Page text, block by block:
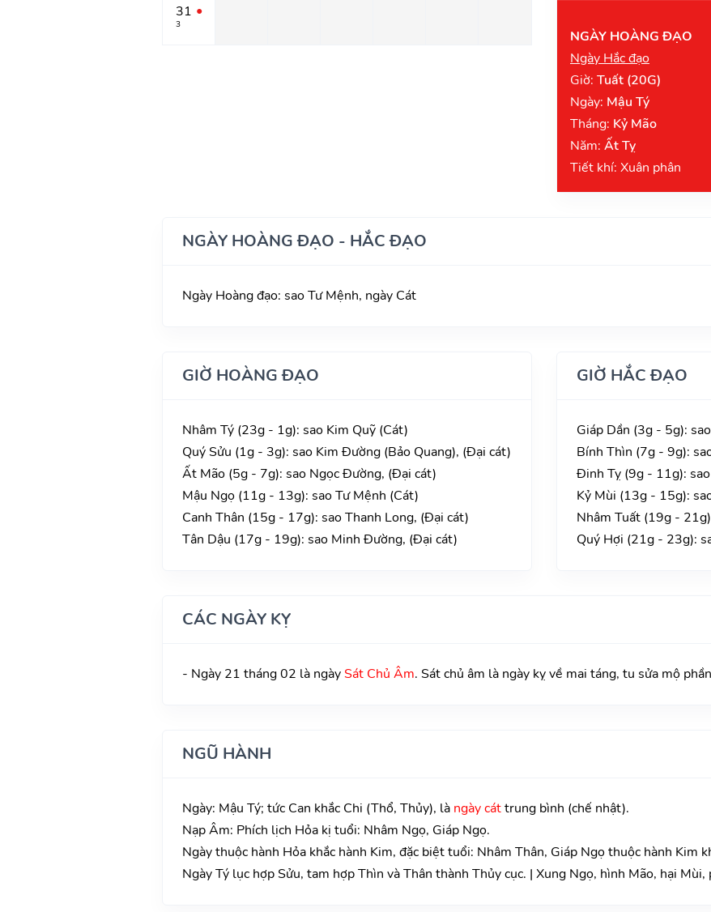
31 ●
3
NGÀY HOÀNG ĐẠO
Ngày Hắc đạo
Giờ: Tuất (20G)
Ngày: Mậu Tý
Tháng: Kỷ Mão
Năm: Ất Tỵ
Tiết khí: Xuân phân
NGÀY HOÀNG ĐẠO - HẮC ĐẠO
Ngày Hoàng đạo: sao Tư Mệnh, ngày Cát
GIỜ HOÀNG ĐẠO
Nhâm Tý (23g - 1g): sao Kim Quỹ (Cát)
Quý Sửu (1g - 3g): sao Kim Đường (Bảo Quang), (Đại cát)
Ất Mão (5g - 7g): sao Ngọc Đường, (Đại cát)
Mậu Ngọ (11g - 13g): sao Tư Mệnh (Cát)
Canh Thân (15g - 17g): sao Thanh Long, (Đại cát)
Tân Dậu (17g - 19g): sao Minh Đường, (Đại cát)
GIỜ HẮC ĐẠO
Giáp Dần (3g - 5g):
Bính Thìn (7g - 9g):
Đinh Tỵ (9g - 11g):
Kỷ Mùi (13g - 15g):
Nhâm Tuất (19g -
Quý Hợi (21g - 23g):
CÁC NGÀY KỴ
- Ngày 21 tháng 02 là ngàySát Chủ Âm. Sát chủ âm là ngày kỵ về mai táng, tu sửa mộ
NGŨ HÀNH
Ngày: Mậu Tý; tức Can khắc Chi (Thổ, Thủy), là ngày cáttrung bình (chế nhật).
Nạp Âm: Phích lịch Hỏa kị tuổi: Nhâm Ngọ, Giáp Ngọ.
Ngày thuộc hành Hỏa khắc hành Kim, đặc biệt tuổi: Nhâm Thân, Giáp Ngọ thuộc hành Kim
Ngày Tý lục hợp Sửu, tam hợp Thìn và Thân thành Thủy cục. | Xung Ngọ, hình Mão, hại Mùi,